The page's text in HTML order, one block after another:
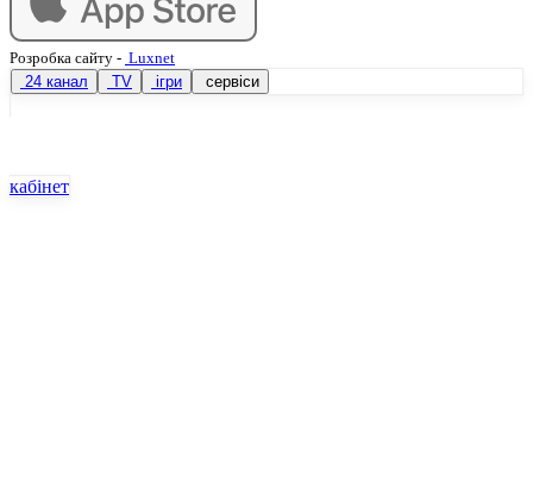
Розробка сайту - Luxnet
24 канал
TV ігри сервіси
кабінет